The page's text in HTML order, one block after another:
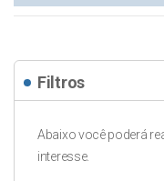
Filtros
Abaixo você poderá
interesse.